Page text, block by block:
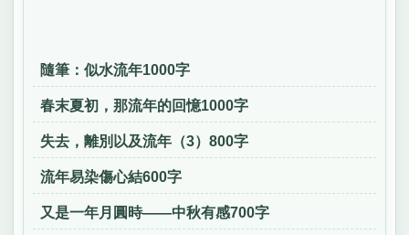
隨筆：似水流年1000字
春末夏初，那流年的回憶1000字
失去，離別以及流年（3）800字
流年易染傷心結600字
又是一年月圓時——中秋有感700字